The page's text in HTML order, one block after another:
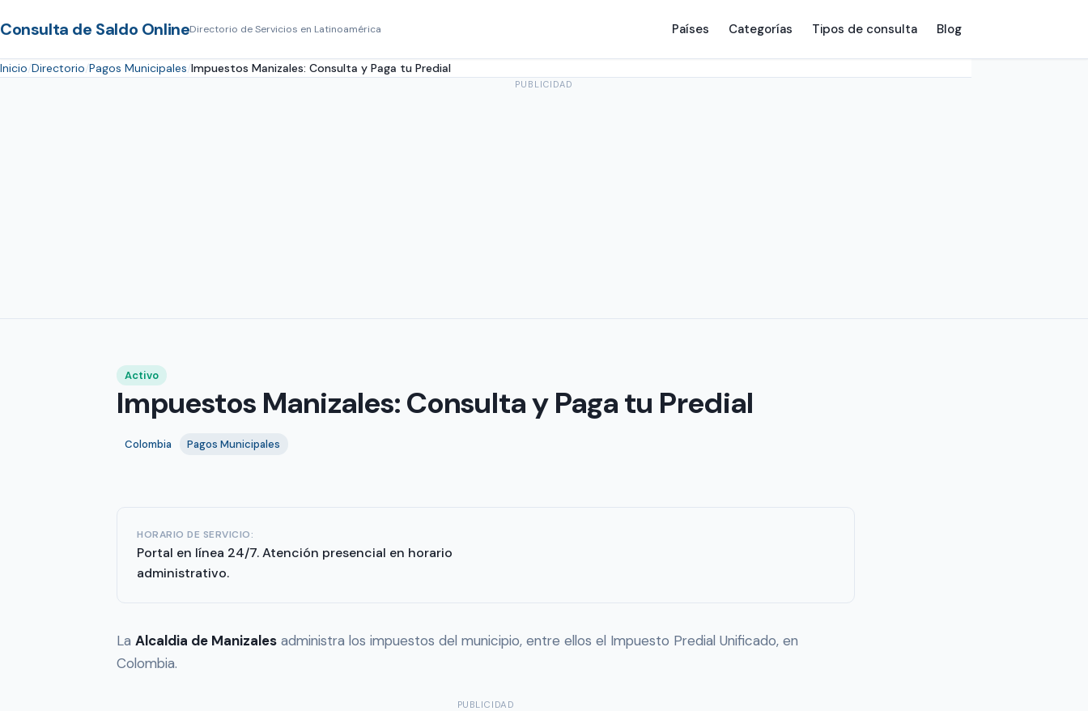
Consulta de Saldo OnlineDirectorio de Servicios en Latinoamérica Países Categorías Tipos de consulta Blog
Inicio Directorio Pagos Municipales Impuestos Manizales: Consulta y Paga tu Predial
PUBLICIDAD
Activo
Impuestos Manizales: Consulta y Paga tu Predial
Colombia Pagos Municipales
HORARIO DE SERVICIO:
Portal en línea 24/7. Atención presencial en horario
administrativo.
La Alcaldia de Manizales administra los impuestos del municipio, entre ellos el Impuesto Predial Unificado, en
Colombia.
PUBLICIDAD